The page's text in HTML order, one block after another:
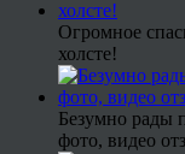
Огромное
холсте!
Безумно рады
фото, видео